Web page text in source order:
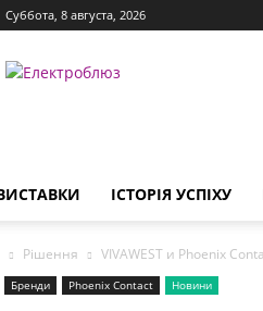
Суббота, 8 августа, 2026
Електроблюз
ІСТОРІЯ УСПІХУ
Рішення VIVAWEST и Phoenix
Бренди Phoenix Contact Новини